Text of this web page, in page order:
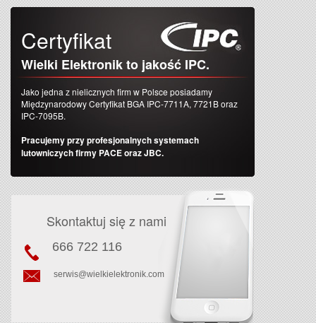
Certyfikat
Wielki Elektronik to jakość IPC.
Jako jedna z nielicznych firm w Polsce posiadamy
Międzynarodowy Certyfikat BGA IPC-7711A, 7721B oraz
IPC-7095B.
Pracujemy przy profesjonalnych systemach
lutowniczych firmy PACE oraz JBC.
Skontaktuj się z nami
666 722 116
serwis@wielkielektronik.com